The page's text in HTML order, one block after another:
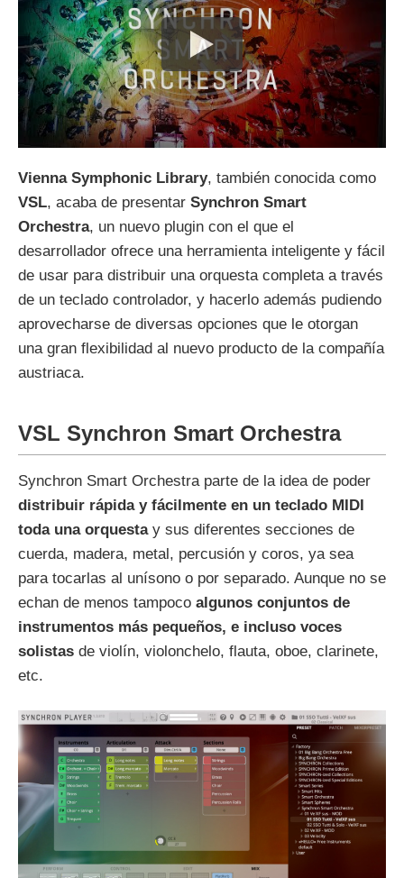
Vienna Symphonic Library, también conocida como
VSL, acaba de presentar Synchron Smart
Orchestra, un nuevo plugin con el que el
desarrollador ofrece una herramienta inteligente y fácil
de usar para distribuir una orquesta completa a través
de un teclado controlador, y hacerlo además pudiendo
aprovecharse de diversas opciones que le otorgan
una gran flexibilidad al nuevo producto de la compañía
austriaca.
VSL Synchron Smart Orchestra
Synchron Smart Orchestra parte de la idea de poder
distribuir rápida y fácilmente en un teclado MIDI
toda una orquesta y sus diferentes secciones de
cuerda, madera, metal, percusión y coros, ya sea
para tocarlas al unísono o por separado. Aunque no se
echan de menos tampoco algunos conjuntos de
instrumentos más pequeños, e incluso voces
solistas de violín, violonchelo, flauta, oboe, clarinete,
etc.